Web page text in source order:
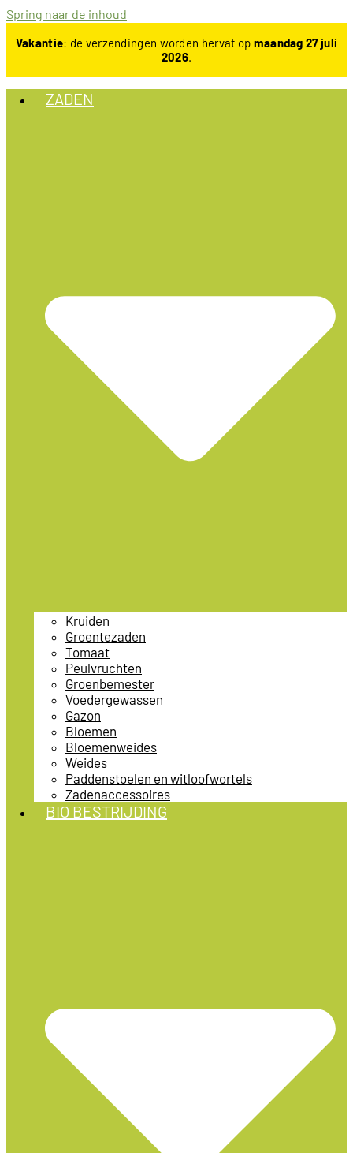
Spring naar de inhoud
Vakantie: de verzendingen worden hervat op maandag 27 juli
2026.
ZADEN
Kruiden
Groentezaden
Tomaat
Peulvruchten
Groenbemester
Voedergewassen
Gazon
Bloemen
Bloemenweides
Weides
Paddenstoelen en witloofwortels
Zadenaccessoires
BIO BESTRIJDING